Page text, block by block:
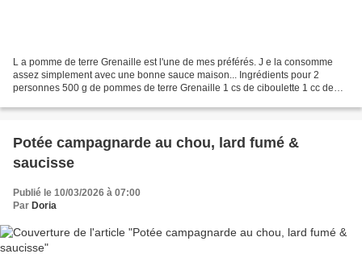
L a pomme de terre Grenaille est l'une de mes préférés. J e la consomme
assez simplement avec une bonne sauce maison... Ingrédients pour 2
personnes 500 g de pommes de terre Grenaille 1 cs de ciboulette 1 cc de
Potée campagnarde au chou, lard fumé &
saucisse
Publié le 10/03/2026 à 07:00
Par Doria